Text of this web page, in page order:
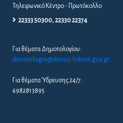
Τηλεφωνικό Κέντρο - Πρωτόκολλο
22333 50300, 22330 22374
Για θέματα Δημοτολογίου:
dimotologio@dimos-lokron.gov.gr
Για θέματα Ύδρευσης 24/7:
6982813895